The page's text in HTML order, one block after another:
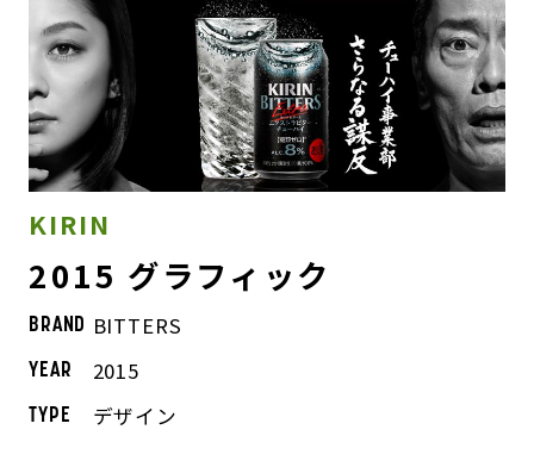
KIRIN
2015 グラフィック
BRAND BITTERS
YEAR 2015
TYPE デザイン